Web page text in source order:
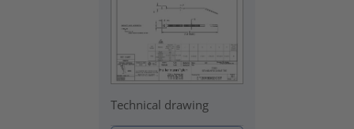
Technical drawing